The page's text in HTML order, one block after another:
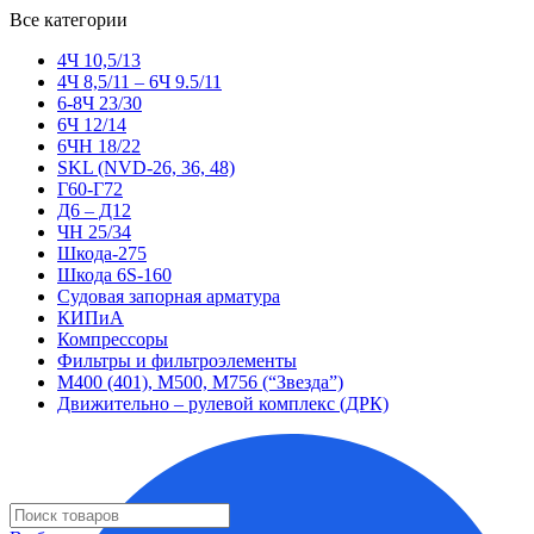
Все категории
4Ч 10,5/13
4Ч 8,5/11 – 6Ч 9.5/11
6-8Ч 23/30
6Ч 12/14
6ЧН 18/22
SKL (NVD-26, 36, 48)
Г60-Г72
Д6 – Д12
ЧН 25/34
Шкода-275
Шкода 6S-160
Судовая запорная арматура
КИПиА
Компрессоры
Фильтры и фильтроэлементы
М400 (401), М500, М756 (“Звезда”)
Движительно – рулевой комплекс (ДРК)